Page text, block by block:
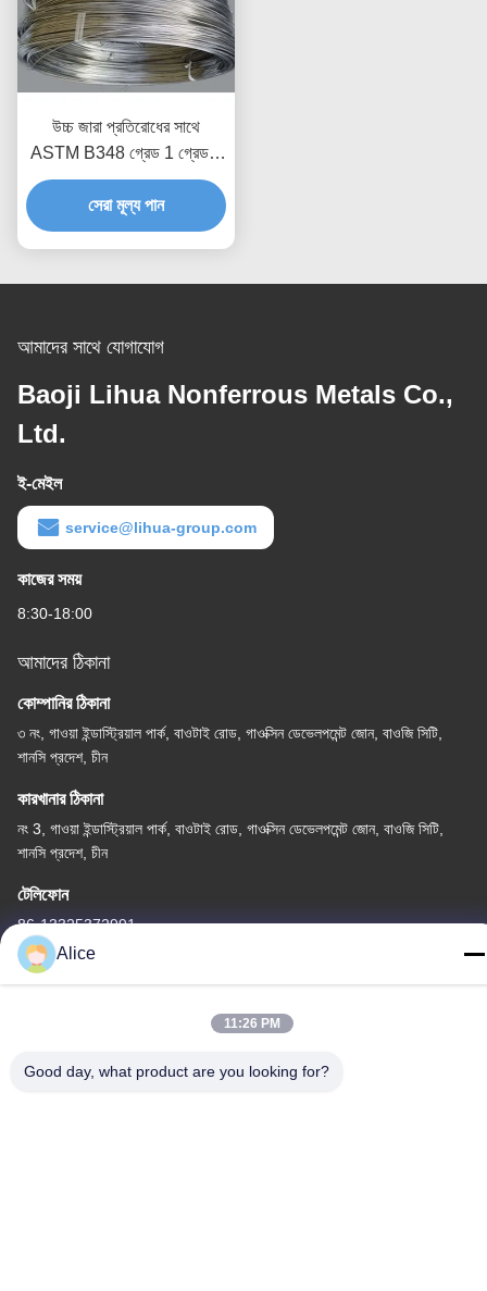
উচ্চ জারা প্রতিরোধের সাথে
ASTM B348 গ্রেড 1 গ্রেড 2
বিশুদ্ধ টাইটানিয়াম ওয়েল্ডিং ওয়্যার
সেরা মূল্য পান
আমাদের সাথে যোগাযোগ
Baoji Lihua Nonferrous Metals Co.,
Ltd.
ই-মেইল
service@lihua-group.com
কাজের সময়
8:30-18:00
আমাদের ঠিকানা
কোম্পানির ঠিকানা
৩ নং, গাওয়া ইন্ডাস্ট্রিয়াল পার্ক, বাওটাই রোড, গাওক্সিন ডেভেলপমেন্ট জোন, বাওজি সিটি,
শানসি প্রদেশ, চীন
কারখানার ঠিকানা
নং 3, গাওয়া ইন্ডাস্ট্রিয়াল পার্ক, বাওটাই রোড, গাওক্সিন ডেভেলপমেন্ট জোন, বাওজি সিটি,
শানসি প্রদেশ, চীন
টেলিফোন
86-13325372991
Nonferrous Metals Co., Ltd. . সমস্ত অধিকার সংরক্ষিত.
Alice
11:26 PM
Good day, what product are you looking for?